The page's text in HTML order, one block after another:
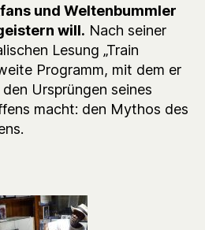
und Weltenbummler
will. Nach seiner
Lesung „Train
Programm, mit dem er
Ursprüngen seines
macht: den Mythos des